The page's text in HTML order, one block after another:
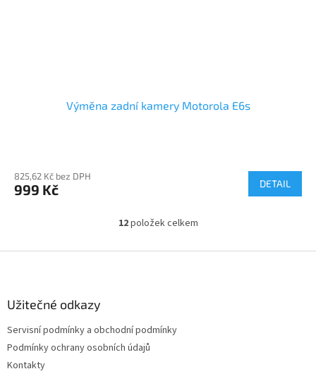
Výměna zadní kamery Motorola E6s
825,62 Kč bez DPH
999 Kč DETAIL
O
l
p
12položek celkem
Užitečné odkazy
Servisní podmínky a obchodní podmínky
Podmínky ochrany osobních údajů
Kontakty